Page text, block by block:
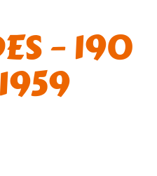
– 190